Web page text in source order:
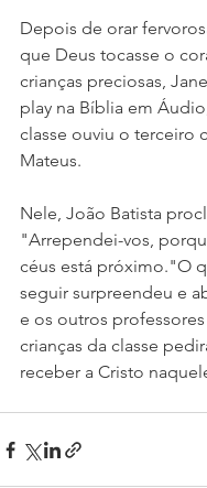
Depois de orar
que Deus tocasse o
crianças preciosas,
play na Bíblia em
classe ouviu o terceiro
Mateus.
Nele, João Batista
"Arrependei-vos,
céus está próximo."O
seguir surpreendeu e
e os outros
crianças da classe
receber a Cristo